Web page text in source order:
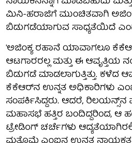
ಮಿನಿ-ಹರಾಜಿಗೆ ಮುಂಚಿತವಾಗಿ
ಬಿಡುಗಡೆಯಾಗುವ ಸಾಧ್ಯತೆಯಿದೆ
'ಅಜಿಂಕ್ಯ ರಹಾನೆ ಯಾವಾಗಲೂ
ಆಟಗಾರರಲ್ಲ ಮತ್ತು ಈ ಆವೃತ್ತಿಯ
ಬಿಡುಗಡೆ ಮಾಡಲಾಗುತ್ತಿತ್ತು. ಕಳೆದ
ಕೆಕೆಆರ್‌ನ ಉನ್ನತ ಅಧಿಕಾರಿಗಳು
ಸಂಪರ್ಕಿಸಿದ್ದರು. ಆದರೆ, ರಿಲಯನ್ಸ್‌ನ
ಮಹಾಸಭೆ ಹತ್ತಿರ ಬಂದಿದ್ದರಿಂದ, ಆ
ಟ್ರೇಡಿಂಗ್ ಚರ್ಚೆಗಳು